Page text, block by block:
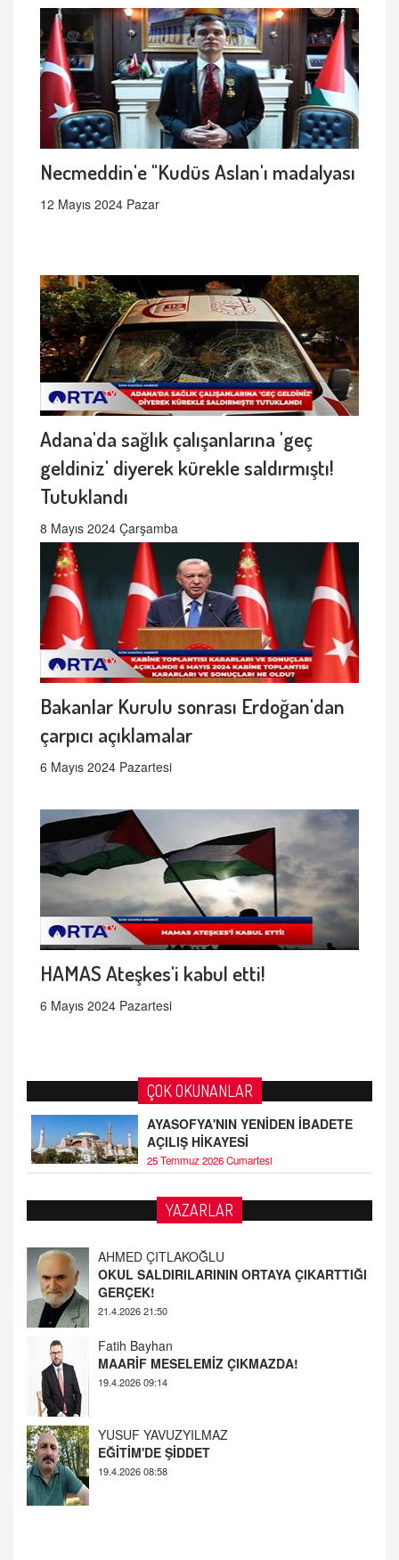
Necmeddin'e "Kudüs Aslan'ı madalyası
12 Mayıs 2024 Pazar
Adana'da sağlık çalışanlarına 'geç
geldiniz' diyerek kürekle saldırmıştı!
Tutuklandı
8 Mayıs 2024 Çarşamba
Bakanlar Kurulu sonrası Erdoğan'dan
çarpıcı açıklamalar
6 Mayıs 2024 Pazartesi
HAMAS Ateşkes'i kabul etti!
6 Mayıs 2024 Pazartesi
ÇOK OKUNANLAR
AYASOFYA'NIN YENİDEN İBADETE
AÇILIŞ HİKAYESİ
25 Temmuz 2026 Cumartesi
YAZARLAR
OKUL SALDIRILARININ ORTAYA ÇIKARTTIĞI
GERÇEK!
21.4.2026 21:50
MAARİF MESELEMİZ ÇIKMAZDA!
19.4.2026 09:14
EĞİTİM'DE ŞİDDET
19.4.2026 08:58